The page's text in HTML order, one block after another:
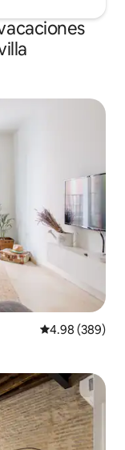
Calificación
4.98 (389)